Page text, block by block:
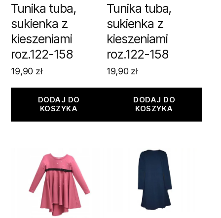
Tunika tuba,
sukienka z
kieszeniami
roz.122-158
19,90 zł
DODAJ DO
KOSZYKA
Tunika tuba,
sukienka z
kieszeniami
roz.122-158
19,90 zł
DODAJ DO
KOSZYKA